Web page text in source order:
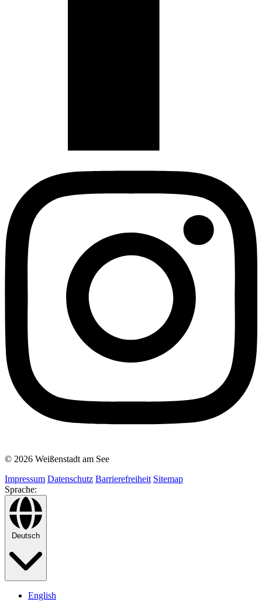
© 2026 Weißenstadt am See
Impressum Datenschutz Barrierefreiheit Sitemap
Sprache:
Deutsch
English